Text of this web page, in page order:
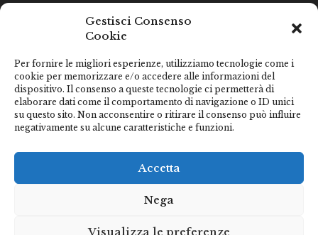
Gestisci Consenso
Cookie
Per fornire le migliori esperienze, utilizziamo tecnologie come i
cookie per memorizzare e/o accedere alle informazioni del
dispositivo. Il consenso a queste tecnologie ci permetterà di
elaborare dati come il comportamento di navigazione o ID unici
su questo sito. Non acconsentire o ritirare il consenso può influire
negativamente su alcune caratteristiche e funzioni.
Accetta
Nega
Visualizza le preferenze
Email*